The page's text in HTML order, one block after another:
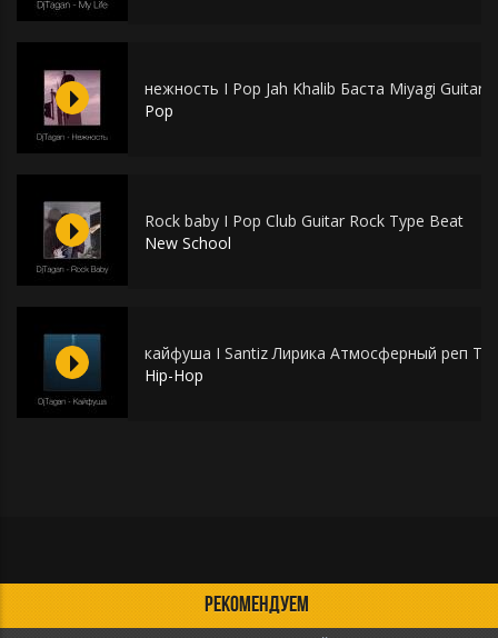
нежность I Pop Jah Khalib Баста Miyagi Guitar
Pop
Rock baby I Pop Club Guitar Rock Type Beat
New School
кайфуша I Santiz Лирика Атмосферный реп
Hip-Hop
РЕКОМЕНДУЕМ